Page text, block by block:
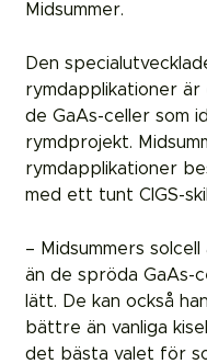
Midsummer.
Den
rymdapplikationer
de GaAs-celler som
rymdprojekt.
rymdapplikationer
med ett tunt CIGS-
– Midsummers
än de spröda GaAs-
lätt. De kan också
bättre än vanliga
det bästa valet för